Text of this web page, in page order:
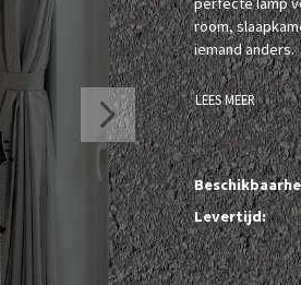
room,
iemand anders.
LEES MEER
Levertijd: